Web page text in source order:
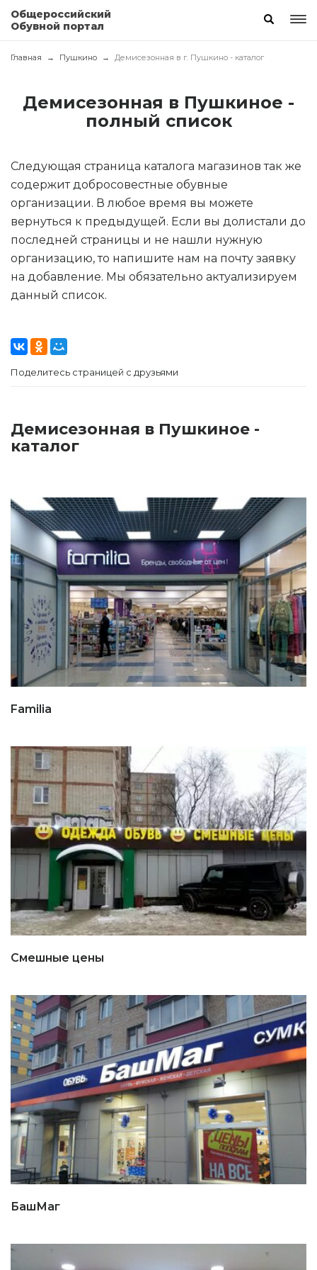
Общероссийский
Обувной портал
Главная Пушкино Демисезонная в г. Пушкино - каталог
Демисезонная в Пушкиное -
полный список
Следующая страница каталога магазинов так же
содержит добросовестные обувные
организации. В любое время вы можете
вернуться к предыдущей. Если вы долистали до
последней страницы и не нашли нужную
организацию, то напишите нам на почту заявку
на добавление. Мы обязательно актуализируем
данный список.
Поделитесь страницей с друзьями
Демисезонная в Пушкиное -
каталог
Familia
Смешные цены
БашМаг